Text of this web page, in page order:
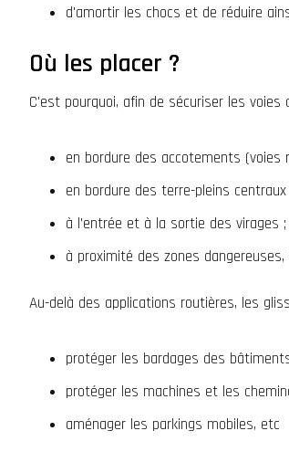
d'amortir les chocs et de réduire
Où les placer ?
C'est pourquoi, afin de sécuriser les voies
en bordure des accotements (voies
en bordure des terre-pleins centraux
à l’entrée et à la sortie des virages ;
à proximité des zones dangereuses,
Au-delà des applications routières, les
protéger les bardages des
protéger les machines et les
aménager les parkings mobiles, etc